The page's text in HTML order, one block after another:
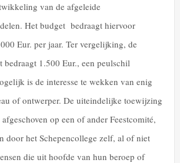
van de afgeleide
Het budget bedraagt hiervoor
Eur. per jaar. Ter vergelijking, de
1.500 Eur., een peulschil
is de interesse te wekken van enig
of ontwerper. De uiteindelijke toewijzing
op een of ander Feestcomité,
door het Schepencollege zelf, al of niet
die uit hoofde van hun beroep of